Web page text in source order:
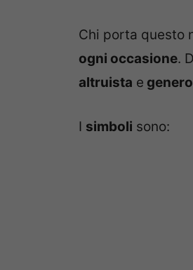
Chi porta questo
ogni occasione.
altruista e
I simboli sono: